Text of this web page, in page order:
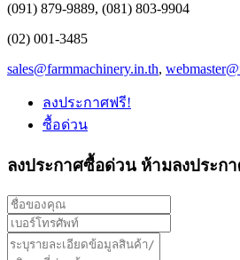
(091) 879-9889, (081) 803-9904
(02) 001-3485
sales@farmmachinery.in.th,
ลงประกาศฟรี!
ซื้อด่วน
ลงประกาศซื้อด่วน ห้ามลงประก